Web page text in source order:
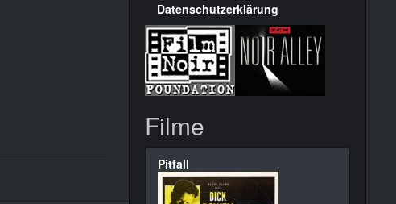
Datenschutzerklärung
Filme
Pitfall